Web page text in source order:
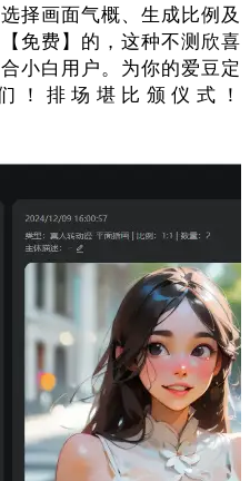
画面气概、生成比例及
免费】的，这种不测欣喜
小白用户。为你的爱豆定
排场堪比颁仪式！